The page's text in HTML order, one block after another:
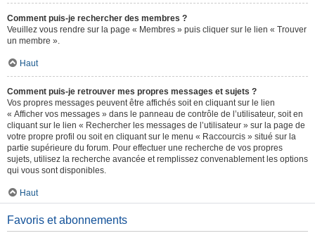
Comment puis-je rechercher des membres ?
Veuillez vous rendre sur la page « Membres » puis cliquer sur le lien « Trouver
un membre ».
Haut
Comment puis-je retrouver mes propres messages et sujets ?
Vos propres messages peuvent être affichés soit en cliquant sur le lien
« Afficher vos messages » dans le panneau de contrôle de l’utilisateur, soit en
cliquant sur le lien « Rechercher les messages de l’utilisateur » sur la page de
votre propre profil ou soit en cliquant sur le menu « Raccourcis » situé sur la
partie supérieure du forum. Pour effectuer une recherche de vos propres
sujets, utilisez la recherche avancée et remplissez convenablement les options
qui vous sont disponibles.
Haut
Favoris et abonnements